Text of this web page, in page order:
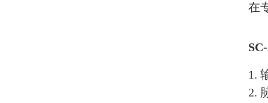
在
1.
2.